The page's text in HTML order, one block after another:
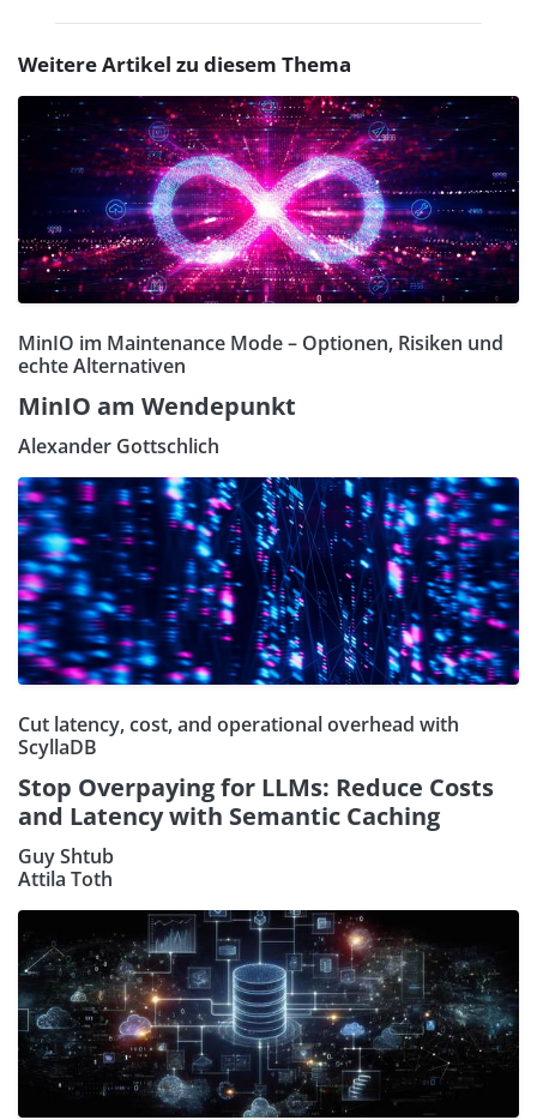
Weitere Artikel zu diesem Thema
MinIO im Maintenance Mode – Optionen, Risiken und
echte Alternativen
MinIO am Wendepunkt
Alexander Gottschlich
Cut latency, cost, and operational overhead with
ScyllaDB
Stop Overpaying for LLMs: Reduce Costs
and Latency with Semantic Caching
Guy Shtub
Attila Toth